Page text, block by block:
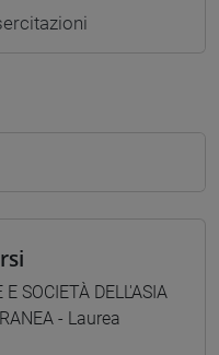
E SOCIETÀ DELL'ASIA
- Laurea